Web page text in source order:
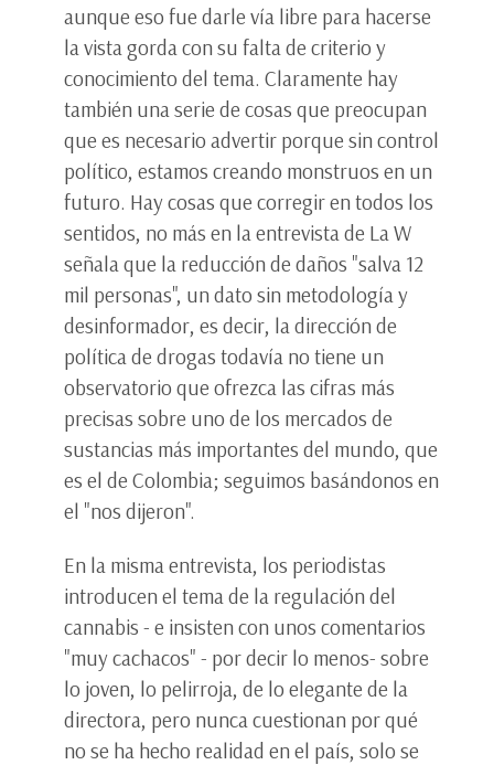
aunque eso fue darle vía libre para hacerse
la vista gorda con su falta de criterio y
conocimiento del tema. Claramente hay
también una serie de cosas que preocupan
que es necesario advertir porque sin control
político, estamos creando monstruos en un
futuro. Hay cosas que corregir en todos los
sentidos, no más en la entrevista de La W
señala que la reducción de daños "salva 12
mil personas", un dato sin metodología y
desinformador, es decir, la dirección de
política de drogas todavía no tiene un
observatorio que ofrezca las cifras más
precisas sobre uno de los mercados de
sustancias más importantes del mundo, que
es el de Colombia; seguimos basándonos en
el "nos dijeron".
En la misma entrevista, los periodistas
introducen el tema de la regulación del
cannabis - e insisten con unos comentarios
"muy cachacos" - por decir lo menos- sobre
lo joven, lo pelirroja, de lo elegante de la
directora, pero nunca cuestionan por qué
no se ha hecho realidad en el país, solo se